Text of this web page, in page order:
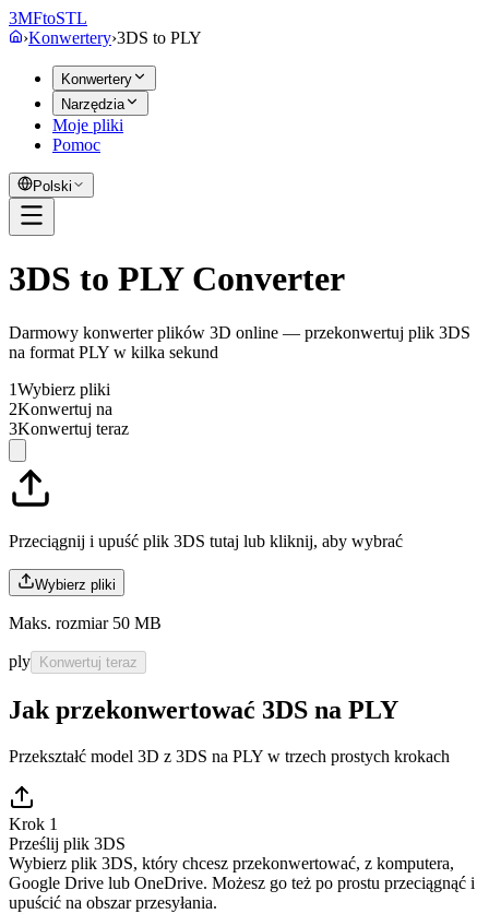
3MFtoSTL
›Konwertery›3DS to PLY
Konwertery
Narzędzia
Moje pliki
Pomoc
Polski
3DS to PLY Converter
Darmowy konwerter plików 3D online — przekonwertuj plik 3DS
na format PLY w kilka sekund
1Wybierz pliki
2Konwertuj na
3Konwertuj teraz
Przeciągnij i upuść plik 3DS tutaj lub kliknij, aby wybrać
Wybierz pliki
Maks. rozmiar 50 MB
ply Konwertuj teraz
Jak przekonwertować 3DS na PLY
Przekształć model 3D z 3DS na PLY w trzech prostych krokach
Krok 1
Prześlij plik 3DS
Wybierz plik 3DS, który chcesz przekonwertować, z komputera,
Google Drive lub OneDrive. Możesz go też po prostu przeciągnąć i
upuścić na obszar przesyłania.